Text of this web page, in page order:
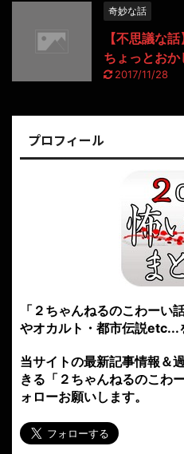
奇妙な話
【不思議な
ちょっとおか
2017/11/28
プロフィール
「２ちゃんねるのこわーい
やオカルト・都市伝説etc...
当サイトの最新記事情報＆
きる「２ちゃんねるのこわ
ォローお願いします。